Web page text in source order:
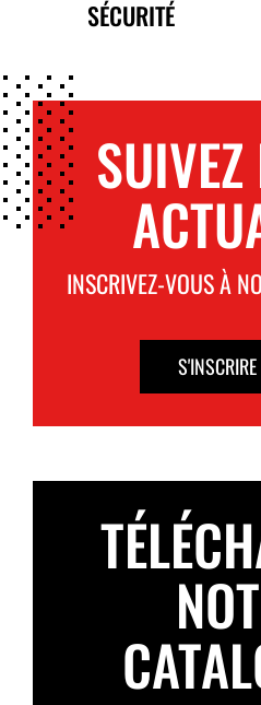
APPLICATIONS DU
Le Drencher pour Vache
indispensable pour
confrontés à des vaches
Il est particulièrement
en période post-partum,
après une chirurgie ou
SÉCURITÉ
INSCRIVEZ-VOUS À
S'INSCRIRE